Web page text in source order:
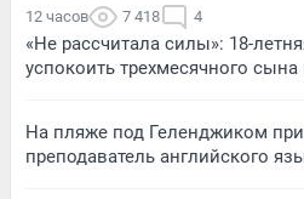
12 часов 7 418 4
«Не рассчитала силы»: 18-
успокоить трехмесячного сына
На пляже под Геленджиком
преподаватель английского